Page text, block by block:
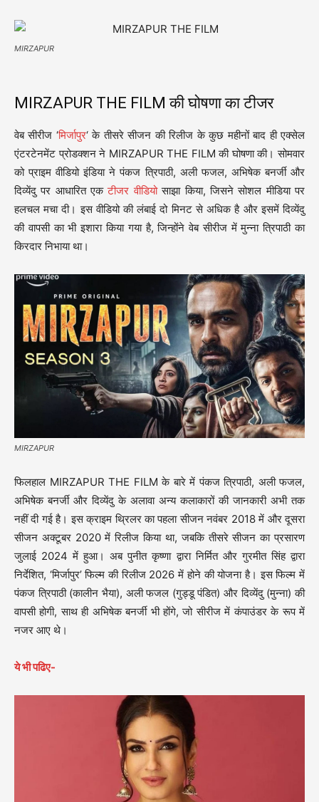
MIRZAPUR
MIRZAPUR THE FILM की घोषणा का टीजर
वेब सीरीज ‘मिर्जापुर‘ के तीसरे सीजन की रिलीज के कुछ महीनों बाद ही एक्सेल
एंटरटेनमेंट प्रोडक्शन ने MIRZAPUR THE FILM की घोषणा की। सोमवार
को प्राइम वीडियो इंडिया ने पंकज त्रिपाठी, अली फजल, अभिषेक बनर्जी और
दिव्येंदु पर आधारित एकटीजर वीडियोसाझा किया, जिसने सोशल मीडिया पर
हलचल मचा दी। इस वीडियो की लंबाई दो मिनट से अधिक है और इसमें दिव्येंदु
की वापसी का भी इशारा किया गया है, जिन्होंने वेब सीरीज में मुन्ना त्रिपाठी का
किरदार निभाया था।
MIRZAPUR
फिलहाल MIRZAPUR THE FILM के बारे में पंकज त्रिपाठी, अली फजल,
अभिषेक बनर्जी और दिव्येंदु के अलावा अन्य कलाकारों की जानकारी अभी तक
नहीं दी गई है। इस क्राइम थ्रिलर का पहला सीजन नवंबर 2018 में और दूसरा
सीजन अक्टूबर 2020 में रिलीज किया था, जबकि तीसरे सीजन का प्रसारण
जुलाई 2024 में हुआ। अब पुनीत कृष्णा द्वारा निर्मित और गुरमीत सिंह द्वारा
निर्देशित, ‘मिर्जापुर’ फिल्म की रिलीज 2026 में होने की योजना है। इस फिल्म में
पंकज त्रिपाठी (कालीन भैया), अली फजल (गुड्डू पंडित) और दिव्येंदु (मुन्ना) की
वापसी होगी, साथ ही अभिषेक बनर्जी भी होंगे, जो सीरीज में कंपाउंडर के रूप में
नजर आए थे।
ये भी पढिए-